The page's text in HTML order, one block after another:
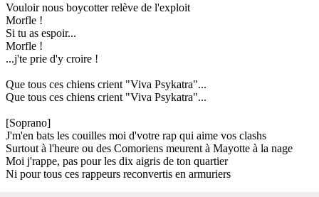
Vouloir nous boycotter relève de l'exploit
Morfle !
Si tu as espoir...
Morfle !
...j'te prie d'y croire !
Que tous ces chiens crient "Viva Psykatra"...
Que tous ces chiens crient "Viva Psykatra"...
[Soprano]
J'm'en bats les couilles moi d'votre rap qui aime vos clashs
Surtout à l'heure ou des Comoriens meurent à Mayotte à la nage
Moi j'rappe, pas pour les dix aigris de ton quartier
Ni pour tous ces rappeurs reconvertis en armuriers